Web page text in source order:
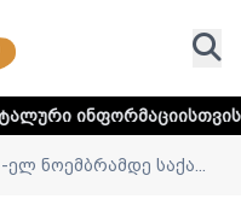
დააკლიკეთ
ელ ნოემბრამდე საქა...